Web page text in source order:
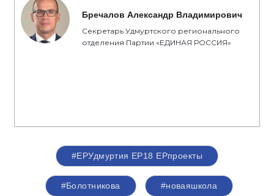
Бречалов Александр Владимирович
Секретарь Удмуртского регионального
отделения Партии «ЕДИНАЯ РОССИЯ»
#ЕРУдмуртия ЕР18 ЕРпроекты
#Болотникова #новаяшкола